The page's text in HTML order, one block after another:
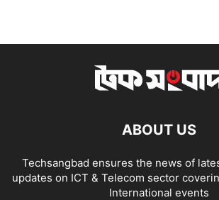
ABOUT US
Techsangbad ensures the news of
updates on ICT & Telecom sector
International events